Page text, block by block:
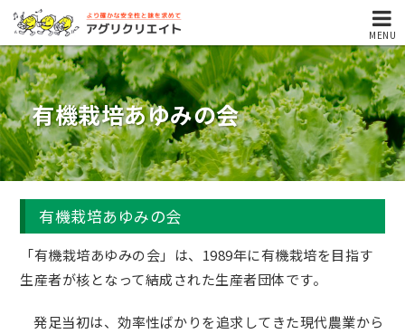
MENU
有機栽培あゆみの会
有機栽培あゆみの会
「有機栽培あゆみの会」は、1989年に有機栽培を目指す
生産者が核となって結成された生産者団体です。
発足当初は、効率性ばかりを追求してきた現代農業から